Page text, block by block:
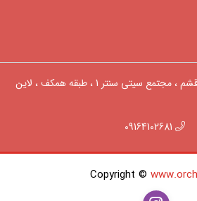
شعبه مرکزی: هرمزگان ، قشم ، مجتمع سیتی سنتر 1 ، طبقه همکف ، لاین
09164102681
Copyright ©